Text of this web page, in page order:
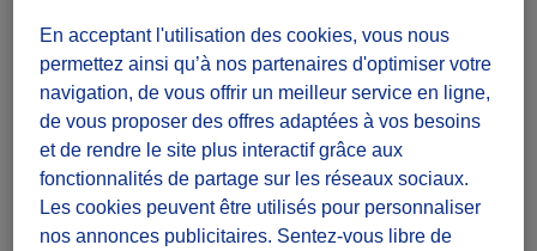
Blue-garden Association
Mission solidaire :
Emballage de cadeaux pour
les fêtes !
Diffuzeurs 20 souhaités
En acceptant l'utilisation des cookies, vous nous
permettez ainsi qu’à nos partenaires d'optimiser votre
navigation, de vous offrir un meilleur service en ligne,
de vous proposer des offres adaptées à vos besoins
et de rendre le site plus interactif grâce aux
fonctionnalités de partage sur les réseaux sociaux.
Les cookies peuvent être utilisés pour personnaliser
nos annonces publicitaires. Sentez-vous libre de